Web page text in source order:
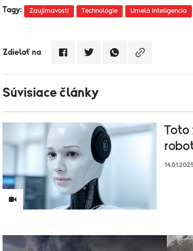
Tagy: Zaujímavosti Technológie Umelá inteligencia
Zdielať na
Súvisiace články
Toto